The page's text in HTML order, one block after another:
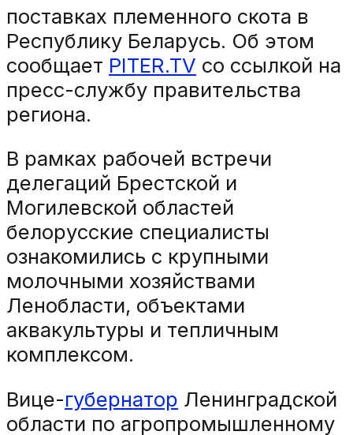
поставках племенного скота в
Республику Беларусь. Об этом
сообщает PITER.TV со ссылкой на
пресс-службу правительства
региона.
В рамках рабочей встречи
делегаций Брестской и
Могилевской областей
белорусские специалисты
ознакомились с крупными
молочными хозяйствами
Ленобласти, объектами
аквакультуры и тепличным
комплексом.
Вице-губернатор Ленинградской
области по агропромышленному